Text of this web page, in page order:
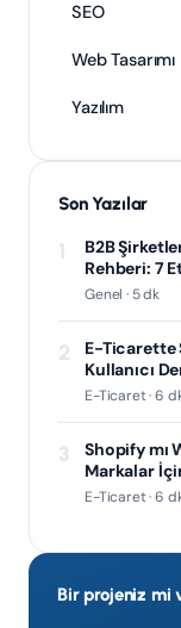
SEO
Web Tasarımı
Yazılım
Son Yazılar
1
B2B
Rehberi: 7
Genel · 5 dk
2
E-Ticarette
Kullanıcı
E-Ticaret · 6
3
Shopify mı
Markalar
E-Ticaret · 6
Bir projeniz mi